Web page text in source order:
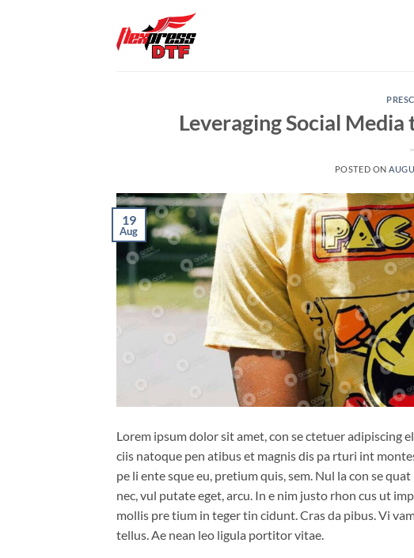
Leveraging Social Media
POSTED ON
19
Aug
Lorem ipsum dolor sit amet, con se ctetuer adipiscing
ciis natoque pen atibus et magnis dis pa rturi int
pe li ente sque eu, pretium quis, sem. Nul la con se
nec, vul putate eget, arcu. In e nim justo rhon cus ut
mollis pre tium in teger tin cidunt. Cras da pibus. Vi
tellus. Ae nean leo ligula portitor vitae.